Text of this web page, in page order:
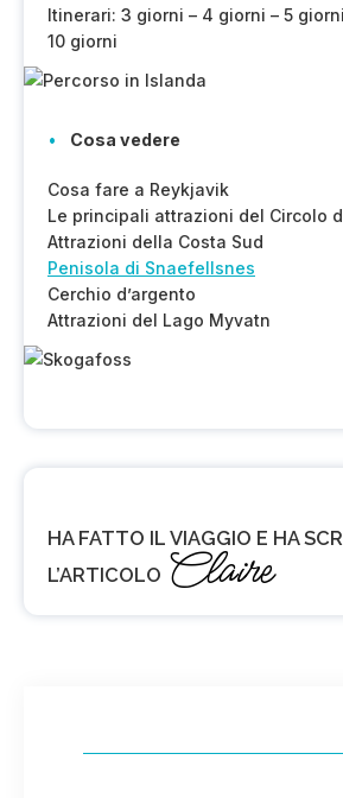
Itinerari: 3 giorni – 4 giorni – 5
10 giorni
Cosa vedere
Cosa fare a Reykjavik
Le principali attrazioni del Circolo
Attrazioni della Costa Sud
Penisola di Snaefellsnes
Cerchio d’argento
Attrazioni del Lago Myvatn
HA FATTO IL VIAGGIO E HA
L’ARTICOLO Claire